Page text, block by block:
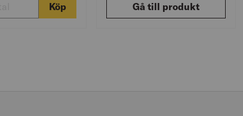
Köp Gå till produkt